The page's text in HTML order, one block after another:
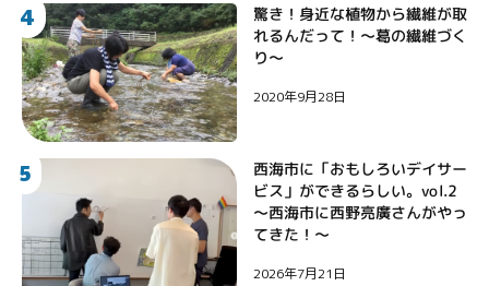
4
驚き！身近な植物から繊維が取
れるんだって！〜葛の繊維づく
り〜
2020年9月28日
5 西海市に「おもしろいデイサー
ビス」ができるらしい。vol.2
〜西海市に西野亮廣さんがやっ
てきた！〜
2026年7月21日